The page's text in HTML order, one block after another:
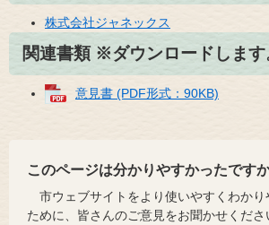
株式会社ジャネックス
関連書類 ※ダウンロードします
意見書 (PDF形式：90KB)
このページは分かりやすかったです
市ウェブサイトをより使いやすくわかり
ために、皆さんのご意見をお聞かせくださ